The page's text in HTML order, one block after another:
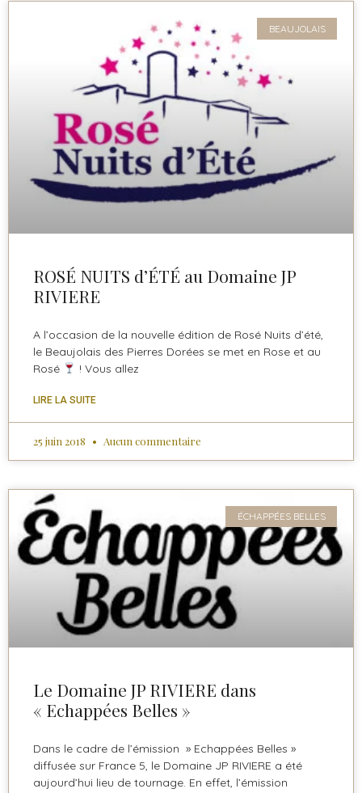
BEAUJOLAIS
ROSÉ NUITS d’ÉTÉ au Domaine JP
RIVIERE
A l’occasion de la nouvelle édition de Rosé Nuits d’été,
le Beaujolais des Pierres Dorées se met en Rose et au
Rosé
! Vous allez
LIRE LA SUITE
25 juin 2018 Aucun commentaire
ÉCHAPPÉES BELLES
Le Domaine JP RIVIERE dans
« Echappées Belles »
Dans le cadre de l’émission » Echappées Belles »
diffusée sur France 5, le Domaine JP RIVIERE a été
aujourd’hui lieu de tournage. En effet, l’émission